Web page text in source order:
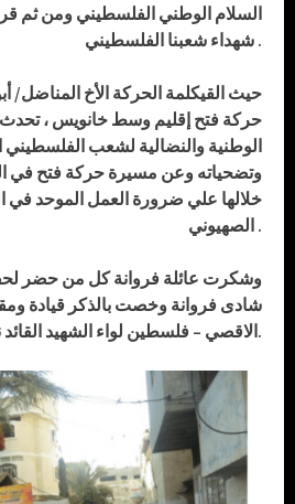
السلام الوطني الفلسطيني ومن ثم
شهداء شعبنا الفلسطيني .
حيث القيكلمة الحركة الأخ المناضل/
حركة فتح إقليم وسط خانويس ، تحدث
الوطنية والنضالية لشعب
وتضحياته وعن مسيرة حركة فتح في
خلالها علي ضرورة العمل الموحد في
الصهيوني .
وشكرت عائلة فروانة كل من حضر لحفل
شادى فروانة وخصت بالذكر قيادة
الاقصي – فلسطين لواء الشهيد القائد نضال العامودي.